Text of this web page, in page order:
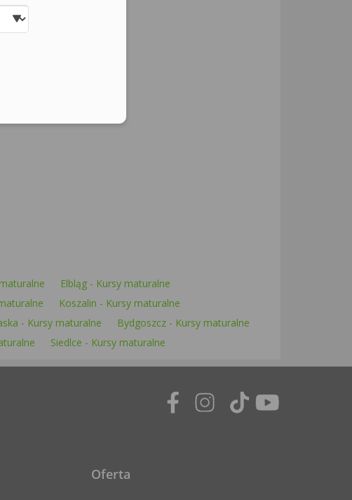
Elbląg - Kursy maturalne
Koszalin - Kursy maturalne
- Kursy maturalne
Bydgoszcz - Kursy maturalne
Siedlce - Kursy maturalne
Oferta